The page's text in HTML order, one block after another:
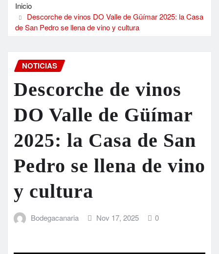
Inicio
Descorche de vinos DO Valle de Güímar 2025: la Casa
de San Pedro se llena de vino y cultura
NOTICIAS
Descorche de vinos
DO Valle de Güímar
2025: la Casa de San
Pedro se llena de vino
y cultura
Bodegacanaria Nov 17, 2025 0